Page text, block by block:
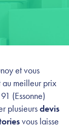
et vous
meilleur prix
(Essonne)
plusieursdevis
vous laisse